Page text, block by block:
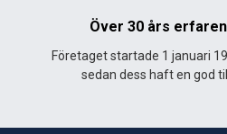
Över 30 års
Företaget startade 1 januari
sedan dess haft en god